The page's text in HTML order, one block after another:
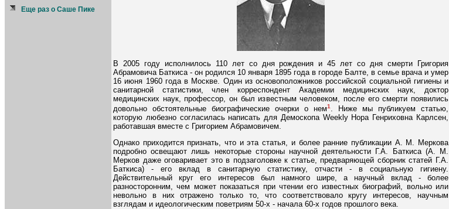
Еще раз о Саше Пике
В 2005 году исполнилось 110 лет со дня рождения и 45 лет со дня смерти Григория
Абрамовича Баткиса - он родился 10 января 1895 года в городе Балте, в семье врача и умер
16 июня 1960 года в Москве. Один из основоположников российской социальной гигиены и
санитарной статистики, член корреспондент Академии медицинских наук, доктор
медицинских наук, профессор, он был известным человеком, после его смерти появились
довольно обстоятельные биографические очерки о нем1
. Ниже мы публикуем статью,
которую любезно согласилась написать для Демоскопа Weekly Нора Генриховна Карлсен,
работавшая вместе с Григорием Абрамовичем.
Однако приходится признать, что и эта статья, и более ранние публикации А. М. Меркова
подробно освещают лишь некоторые стороны научной деятельности Г.А. Баткиса (А. М.
Мерков даже оговаривает это в подзаголовке к статье, предваряющей сборник статей Г.А.
Баткиса) - его вклад в санитарную статистику, отчасти - в социальную гигиену.
Действительный круг его интересов был намного шире, а научный вклад - более
разносторонним, чем может показаться при чтении его известных биографий, вольно или
невольно в них отражено только то, что соответствовало кругу интересов, научным
взглядам и идеологическим поветриям 50-х - начала 60-х годов прошлого века.